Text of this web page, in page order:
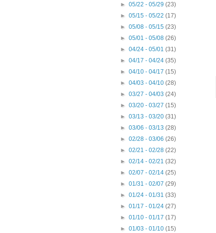
►05/22 - 05/29(23)
►05/15 - 05/22(17)
►05/08 - 05/15(23)
►05/01 - 05/08(26)
►04/24 - 05/01(31)
►04/17 - 04/24(35)
►04/10 - 04/17(15)
►04/03 - 04/10(28)
►03/27 - 04/03(24)
►03/20 - 03/27(15)
►03/13 - 03/20(31)
►03/06 - 03/13(28)
►02/28 - 03/06(26)
►02/21 - 02/28(22)
►02/14 - 02/21(32)
►02/07 - 02/14(25)
►01/31 - 02/07(29)
►01/24 - 01/31(33)
►01/17 - 01/24(27)
►01/10 - 01/17(17)
►01/03 - 01/10(15)